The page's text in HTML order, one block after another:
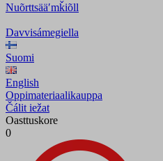
Nuõrttsääʹmǩiõll
Davvisámegiella
Suomi
English
Oppimateriaalikauppa
Čálit iežat
Oasttuskore
0